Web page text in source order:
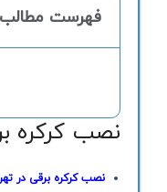
فهرست مطالب
نصب کرکره
نصب کرکره برقی در